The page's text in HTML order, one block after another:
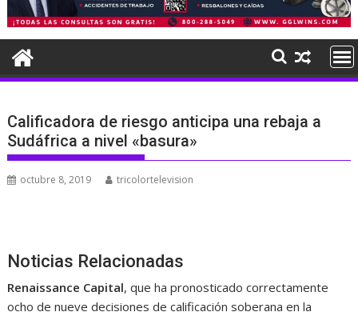
Calificadora de riesgo anticipa una rebaja a
Sudáfrica a nivel «basura»
octubre 8, 2019 tricolortelevision
Noticias Relacionadas
Renaissance Capital, que ha pronosticado correctamente
ocho de nueve decisiones de calificación soberana en la